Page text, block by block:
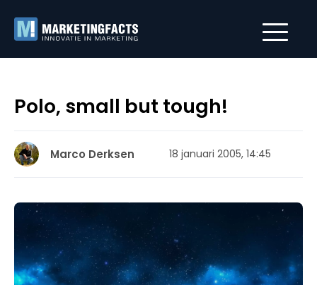
Polo, small but tough!
Marco Derksen 18 januari 2005, 14:45